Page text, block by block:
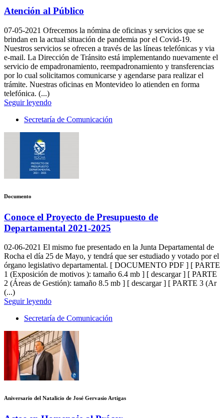
Atención al Público
07-05-2021 Ofrecemos la nómina de oficinas y servicios que se
brindan en la actual situación de pandemia por el Covid-19.
Nuestros servicios se ofrecen a través de las líneas telefónicas y via
e-mail. La Dirección de Tránsito está implementando nuevamente el
servicio de empadronamiento, reempadronamiento y transferencias
por lo cual solicitamos comunicarse y agendarse para realizar el
trámite. Nuestras oficinas en Montevideo lo atienden en forma
telefónica. (...)
Seguir leyendo
Secretaría de Comunicación
Documento
Conoce el Proyecto de Presupuesto de
Departamental 2021-2025
02-06-2021 El mismo fue presentado en la Junta Departamental de
Rocha el día 25 de Mayo, y tendrá que ser estudiado y votado por el
órgano legislativo departamental. [ DOCUMENTO PDF ] [ PARTE
1 (Exposición de motivos ): tamaño 6.4 mb ] [ descargar ] [ PARTE
2 (Áreas de Gestión): tamaño 8.5 mb ] [ descargar ] [ PARTE 3 (Ar
(...)
Seguir leyendo
Secretaría de Comunicación
Aniversario del Natalicio de José Gervasio Artigas